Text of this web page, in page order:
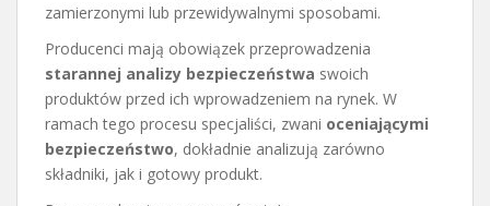
zamierzonymi lub przewidywalnymi sposobami.
Producenci mają obowiązek przeprowadzenia
starannej analizy bezpieczeństwa swoich
produktów przed ich wprowadzeniem na rynek. W
ramach tego procesu specjaliści, zwani oceniającymi
bezpieczeństwo, dokładnie analizują zarówno
składniki, jak i gotowy produkt.